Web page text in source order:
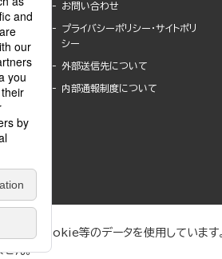
お問い合わせ
プライバシーポリシー・サイトポリ
シー
外部送信先について
内部通報制度について
ためにCookie等のデータを使用していま
ん。